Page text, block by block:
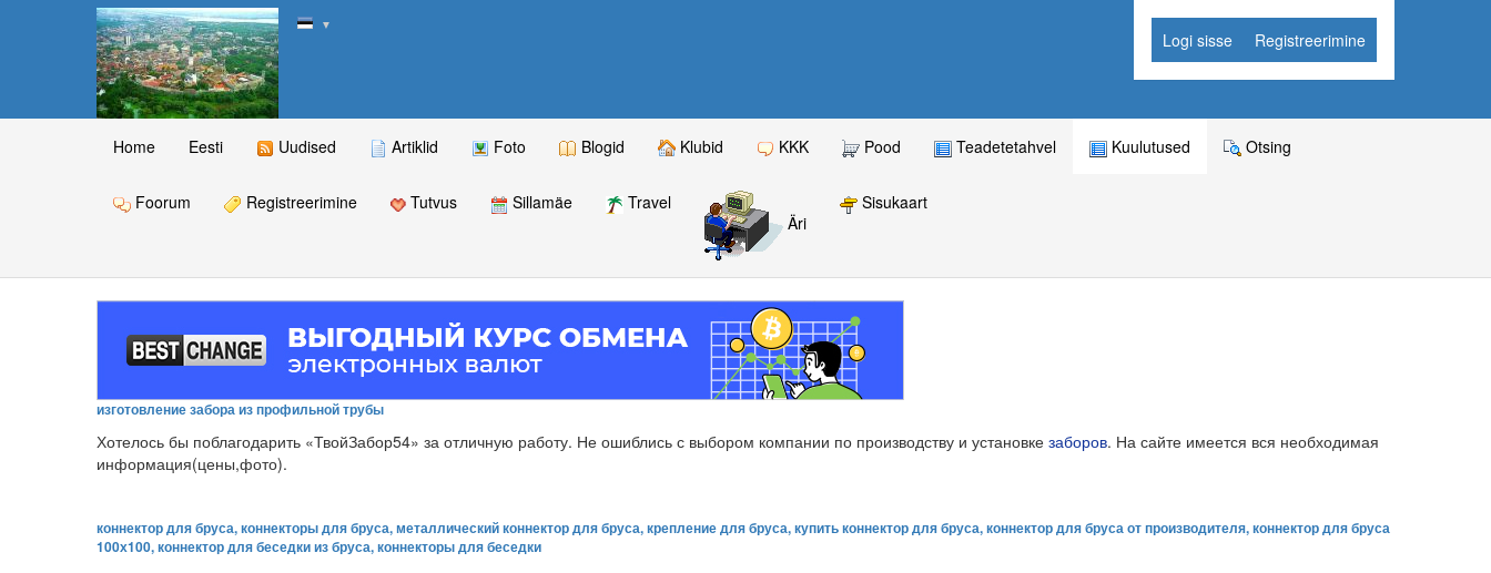
▼
Logi sisse Registreerimine
Home Eesti Uudised Artiklid Foto Blogid Klubid KKK Pood Teadetetahvel Kuulutused Otsing
Foorum Registreerimine Tutvus Sillamäe
Travel
Äri
Sisukaart
изготовление забора из профильной трубы
Хотелось бы поблагодарить «ТвойЗабор54» за отличную работу. Не ошиблись с выбором компании по производству и установке заборов. На сайте имеется вся необходимая
информация(цены,фото).
коннектор для бруса, коннекторы для бруса, металлический коннектор для бруса, крепление для бруса, купить коннектор для бруса, коннектор для бруса от производителя, коннектор для бруса
100х100, коннектор для беседки из бруса, коннекторы для беседки